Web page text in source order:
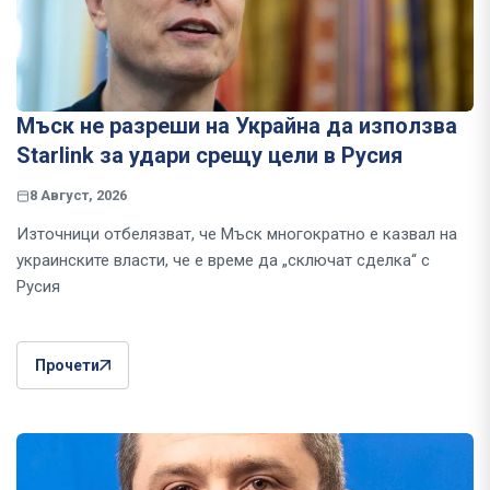
Мъск не разреши на Украйна да използва
Starlink за удари срещу цели в Русия
8 Август, 2026
Източници отбелязват, че Мъск многократно е казвал на
украинските власти, че е време да „сключат сделка“ с
Русия
Прочети